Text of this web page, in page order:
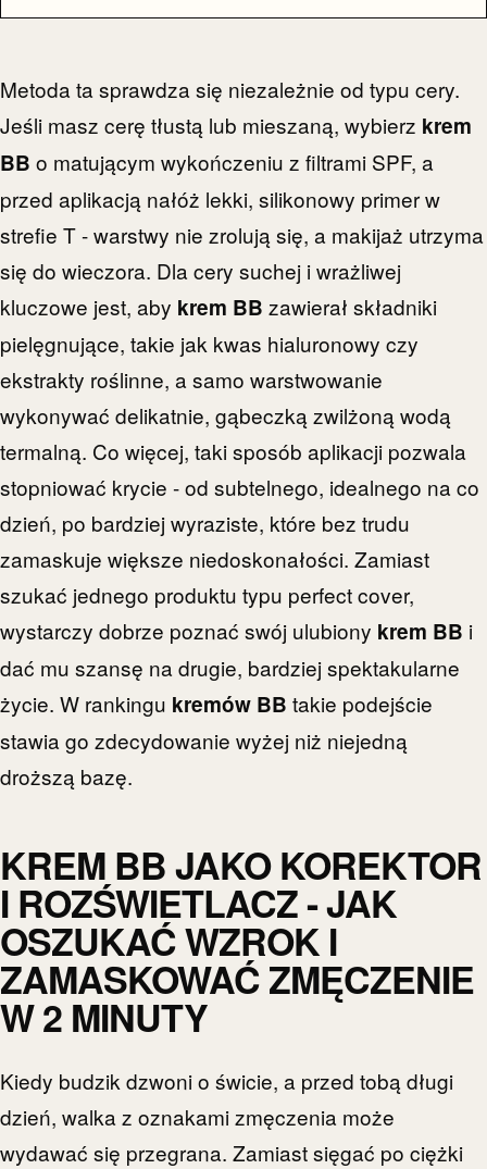
Metoda ta sprawdza się niezależnie od typu cery.
Jeśli masz cerę tłustą lub mieszaną, wybierz krem
BB o matującym wykończeniu z filtrami SPF, a
przed aplikacją nałóż lekki, silikonowy primer w
strefie T - warstwy nie zrolują się, a makijaż utrzyma
się do wieczora. Dla cery suchej i wrażliwej
kluczowe jest, aby krem BB zawierał składniki
pielęgnujące, takie jak kwas hialuronowy czy
ekstrakty roślinne, a samo warstwowanie
wykonywać delikatnie, gąbeczką zwilżoną wodą
termalną. Co więcej, taki sposób aplikacji pozwala
stopniować krycie - od subtelnego, idealnego na co
dzień, po bardziej wyraziste, które bez trudu
zamaskuje większe niedoskonałości. Zamiast
szukać jednego produktu typu perfect cover,
wystarczy dobrze poznać swój ulubiony krem BB i
dać mu szansę na drugie, bardziej spektakularne
życie. W rankingu kremów BB takie podejście
stawia go zdecydowanie wyżej niż niejedną
droższą bazę.
KREM BB JAKO KOREKTOR
I ROZŚWIETLACZ - JAK
OSZUKAĆ WZROK I
ZAMASKOWAĆ ZMĘCZENIE
W 2 MINUTY
Kiedy budzik dzwoni o świcie, a przed tobą długi
dzień, walka z oznakami zmęczenia może
wydawać się przegrana. Zamiast sięgać po ciężki